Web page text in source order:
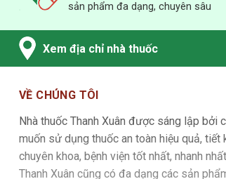
sản phẩm đa dạng, chuyên sâu
Xem địa chỉ nhà thuốc
VỀ CHÚNG TÔI
Nhà thuốc Thanh Xuân được sáng lập
muốn sử dụng thuốc an toàn hiệu quả,
chuyên khoa, bệnh viện tốt nhất, nhanh
Thanh Xuân cũng có đa dạng các sản